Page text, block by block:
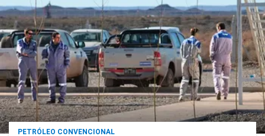
PETRÓLEO CONVENCIONAL